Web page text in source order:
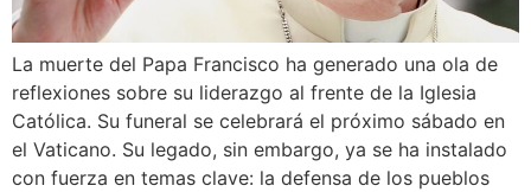
La muerte del Papa Francisco ha generado una ola de
reflexiones sobre su liderazgo al frente de la Iglesia
Católica. Su funeral se celebrará el próximo sábado en
el Vaticano. Su legado, sin embargo, ya se ha instalado
con fuerza en temas clave: la defensa de los pueblos